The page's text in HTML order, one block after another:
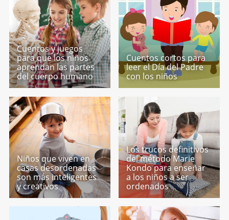
Cuentos y juegos
para que los niños
aprendan las partes
del cuerpo humano
Cuentos cortos para
leer el Día del Padre
con los niños
Niños que viven en
casas desordenadas
son más inteligentes
y creativos
Los trucos definitivos
del método Marie
Kondo para enseñar
a los niños a ser
ordenados